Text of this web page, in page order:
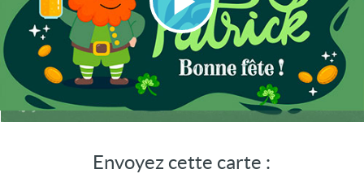
Lire
la
vidéo
Envoyez cette carte :